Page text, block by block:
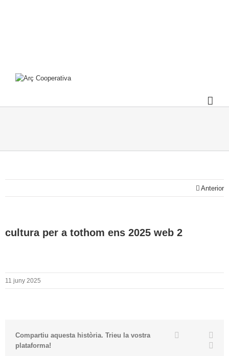
Anterior
cultura per a tothom ens 2025 web 2
11 juny 2025
Compartiu aquesta història. Trieu la vostra
plataforma!
Facebook
Twitter